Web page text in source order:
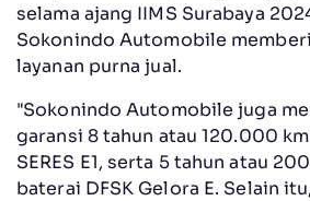
selama ajang IIMS Surabaya
Sokonindo Automobile
layanan purna jual.
"Sokonindo Automobile juga
garansi 8 tahun atau 120.000
SERES E1, serta 5 tahun atau
baterai DFSK Gelora E. Selain